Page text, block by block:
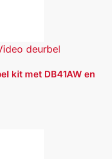
deurbel
kit met DB41AW en